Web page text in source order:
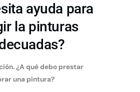
ayuda para
la pinturas
¿A qué debo prestar
una pintura?